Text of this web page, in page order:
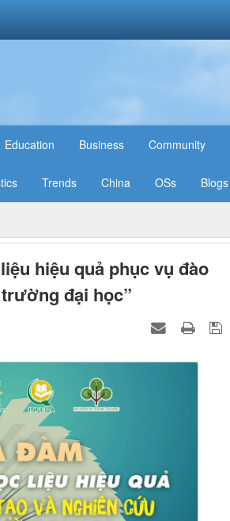
Education Business Community
Trends China OSs Blogs
hiệu quả phục vụ đào
đại học”